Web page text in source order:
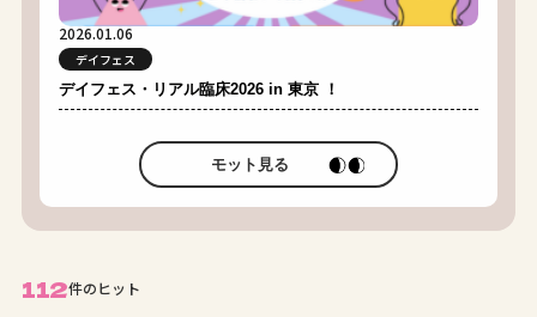
2026.01.06
デイフェス
デイフェス・リアル臨床2026 in 東京 ！
モット見る
112件のヒット